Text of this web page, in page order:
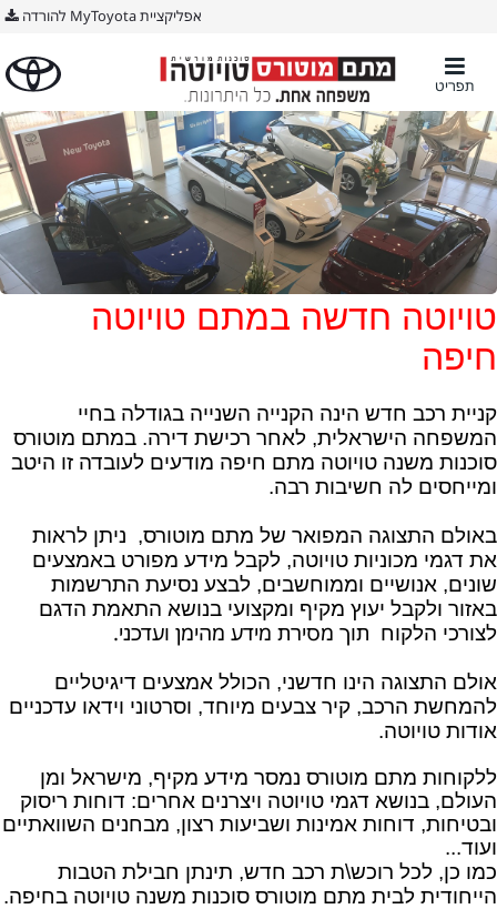
אפליקציית MyToyota להורדה
תפריט
טויוטה חדשה במתם טויוטה
חיפה
קניית רכב חדש הינה הקנייה השנייה בגודלה בחיי
המשפחה הישראלית, לאחר רכישת דירה. במתם מוטורס
סוכנות משנה טויוטה מתם חיפה מודעים לעובדה זו היטב
ומייחסים לה חשיבות רבה.
באולם התצוגה המפואר של מתם מוטורס, ניתן לראות
את דגמי מכוניות טויוטה, לקבל מידע מפורט באמצעים
שונים, אנושיים וממוחשבים, לבצע נסיעת התרשמות
באזור ולקבל יעוץ מקיף ומקצועי בנושא התאמת הדגם
לצורכי הלקוח תוך מסירת מידע מהימן ועדכני.
אולם התצוגה הינו חדשני, הכולל אמצעים דיגיטליים
להמחשת הרכב, קיר צבעים מיוחד, וסרטוני וידאו עדכניים
אודות טויוטה.
ללקוחות מתם מוטורס נמסר מידע מקיף, מישראל ומן
העולם, בנושא דגמי טויוטה ויצרנים אחרים: דוחות ריסוק
ובטיחות, דוחות אמינות ושביעות רצון, מבחנים השוואתיים
ועוד...
כמו כן, לכל רוכש\ת רכב חדש, תינתן חבילת הטבות
הייחודית לבית מתם מוטורס סוכנות משנה טויוטה בחיפה.